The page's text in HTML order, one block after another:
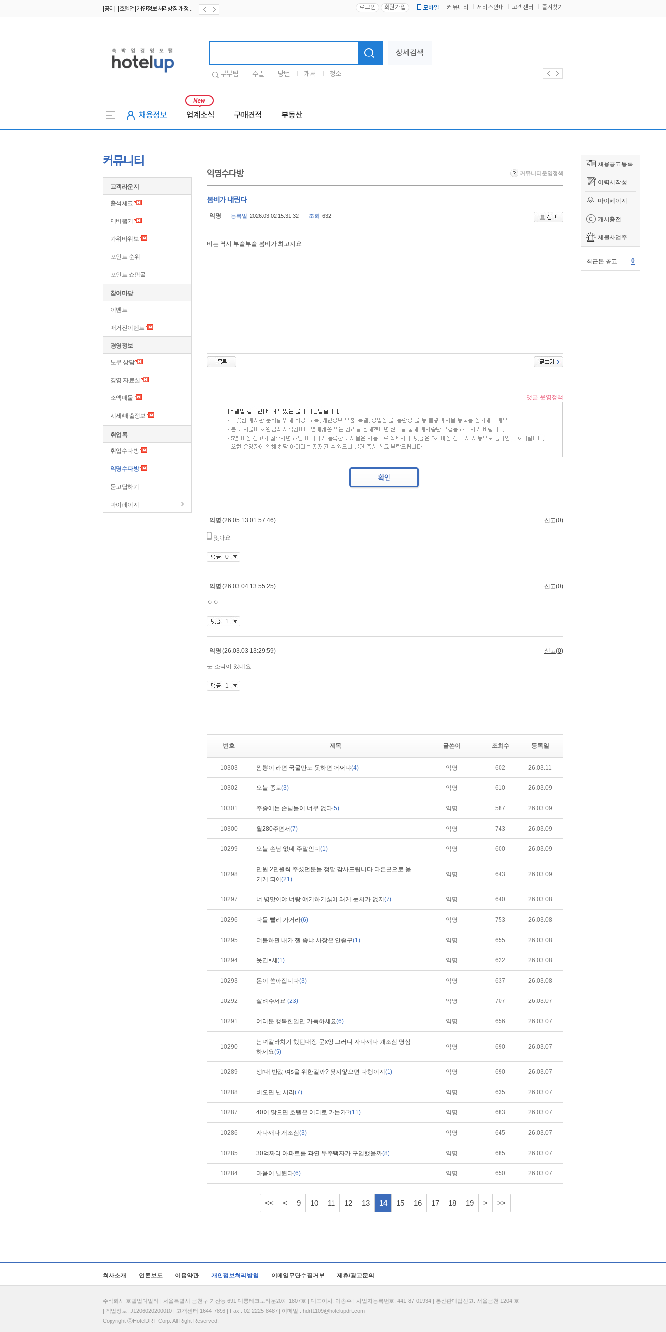
[공지] [호텔업] 개인정보 처리방침 개정본1 (19.09.02) 로그인 회원가입 모바일 커뮤니티 서비스안내 고객센터 즐겨찾기
상세검색
부부팀 주말 당번 캐셔 청소
채용정보 업계소식 구매견적 부동산
채용공고등록
이력서작성
마이페이지
캐시충전
체불사업주
최근본 공고 0
커뮤니티
고객라운지
출석체크
제비뽑기
가위바위보
포인트 순위
포인트 쇼핑몰
참여마당
이벤트
매거진이벤트
경영정보
노무 상담
경영 자료실
소액매물
시세/매출정보
취업톡
취업수다방
익명수다방
묻고답하기
마이페이지
익명수다방 커뮤니티운영정책
봄비가 내린다
익명 등록일 2026.03.02 15:31:32 조회 632
비는 역시 부슬부슬 봄비가 최고지요
번호 제목 글쓴이 조회수 등록일
10303 짬뽕이 라면 국물만도 못하면 어쩌냐(4) 익명 602 26.03.11
10302 오늘 종로(3) 익명 610 26.03.09
10301 주중에는 손님들이 너무 없다(5) 익명 587 26.03.09
10300 월280주면서(7) 익명 743 26.03.09
10299 오늘 손님 없네 주말인디 (1) 익명 600 26.03.09
10298
만원 2만원씩 주셨던분들 정말 감사드립니다 다른곳으로 옮
기게 되어(21)
익명 643 26.03.09
10297 너 병맛이야 너랑 얘기하기싫어 왜케 눈치가 없지 (7) 익명 640 26.03.08
10296 다들 빨리 가거라(6) 익명 753 26.03.08
10295 더블하면 내가 젤 좋냐 사장은 안좋구(1) 익명 655 26.03.08
10294 웃긴×세 (1) 익명 622 26.03.08
10293 돈이 쏟아집니다(3) 익명 637 26.03.08
10292 살려주세요 (23) 익명 707 26.03.07
10291 여러분 행복한일만 가득하세요(6) 익명 656 26.03.07
10290
남녀갈라치기 했던대장 문x앙 그러니 자나깨나 개조심 명심
하세요(5)
익명 690 26.03.07
10289 생r대 반값 여s을 위한걸까? 찢지앟으면 다행이지 (1) 익명 690 26.03.07
10288 비오면 난 시러(7) 익명 635 26.03.07
10287 40이 많으면 호텔은 어디로 가는가?(11) 익명 683 26.03.07
10286 자나깨나 개조심(3) 익명 645 26.03.07
10285 30억짜리 아파트를 과연 무주택자가 구입했을까(8) 익명 685 26.03.07
10284 마음이 널뛴다(6) 익명 650 26.03.07
<< < 9 10 11 12 13 14 15 16 17 18 19 > >>
회사소개 언론보도 이용약관 개인정보처리방침 이메일무단수집거부 제휴/광고문의
주식회사 호텔업디알티 | 서울특별시 금천구 가산동 691 대륭테크노타운20차 1807호 | 대표이사: 이송주 | 사업자등록번호: 441-87-01934 | 통신판매업신고: 서울금천-1204 호
| 직업정보: J1206020200010 | 고객센터 1644-7896 | Fax : 02-2225-8487 | 이메일 : hdrt1109@hotelupdrt.com
Copyright ⓒHotelDRT Corp. All Right Reserved.